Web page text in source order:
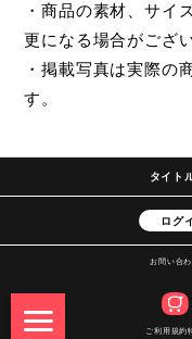
・商品の素材、サイ
更になる場合がござ
・掲載写真は実際の
す。
タイト
ログ
お問い合
ご利用規約